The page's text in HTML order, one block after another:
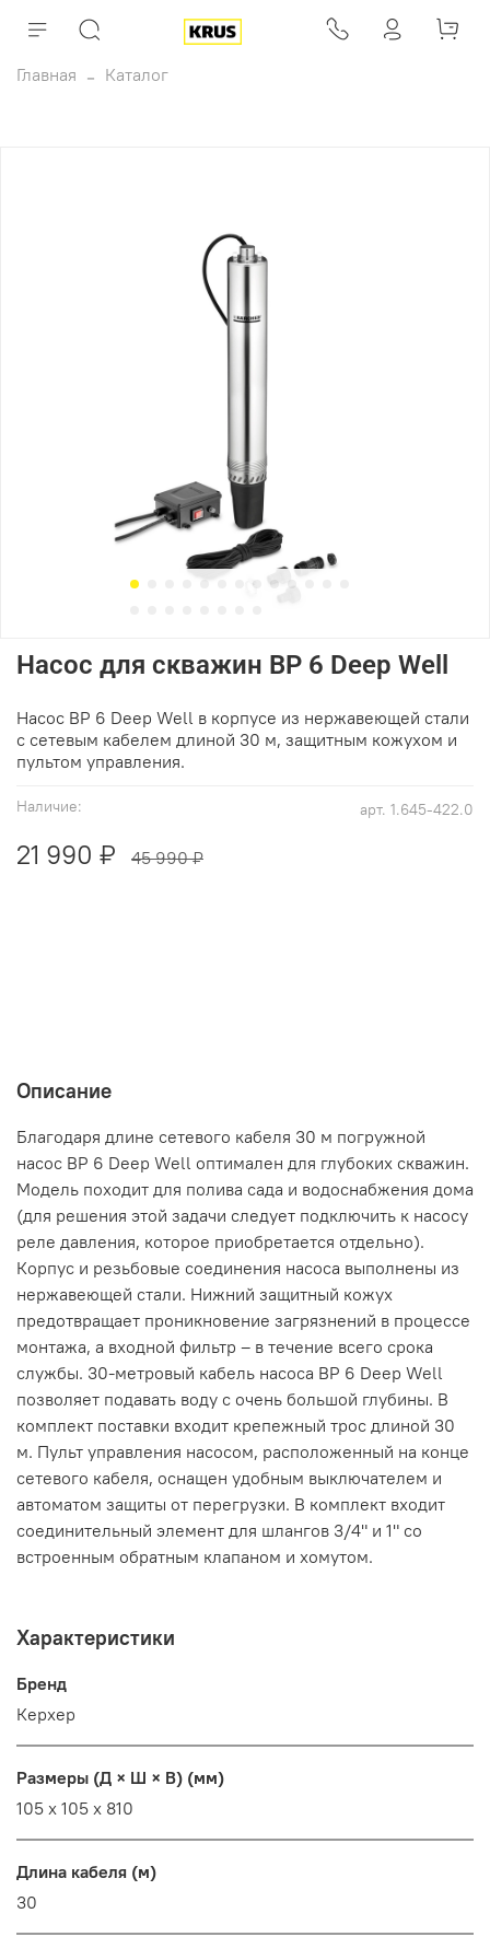
Главная Каталог
арт. 1.645-422.0
Наличие:
Насос для скважин BP 6 Deep Well
21 990 ₽ 45 990 ₽
Насос BP 6 Deep Well в корпусе из нержавеющей стали
с сетевым кабелем длиной 30 м, защитным кожухом и
пультом управления.
Описание
Благодаря длине сетевого кабеля 30 м погружной
насос ВР 6 Deep Well оптимален для глубоких скважин.
Модель походит для полива сада и водоснабжения дома
(для решения этой задачи следует подключить к насосу
реле давления, которое приобретается отдельно).
Корпус и резьбовые соединения насоса выполнены из
нержавеющей стали. Нижний защитный кожух
предотвращает проникновение загрязнений в процессе
монтажа, а входной фильтр – в течение всего срока
службы. 30-метровый кабель насоса BP 6 Deep Well
позволяет подавать воду с очень большой глубины. В
комплект поставки входит крепежный трос длиной 30
м. Пульт управления насосом, расположенный на конце
сетевого кабеля, оснащен удобным выключателем и
автоматом защиты от перегрузки. В комплект входит
соединительный элемент для шлангов 3/4" и 1" со
встроенным обратным клапаном и хомутом.
Характеристики
Бренд
Керхер
Размеры (Д × Ш × В) (мм)
105 x 105 x 810
Длина кабеля (м)
30